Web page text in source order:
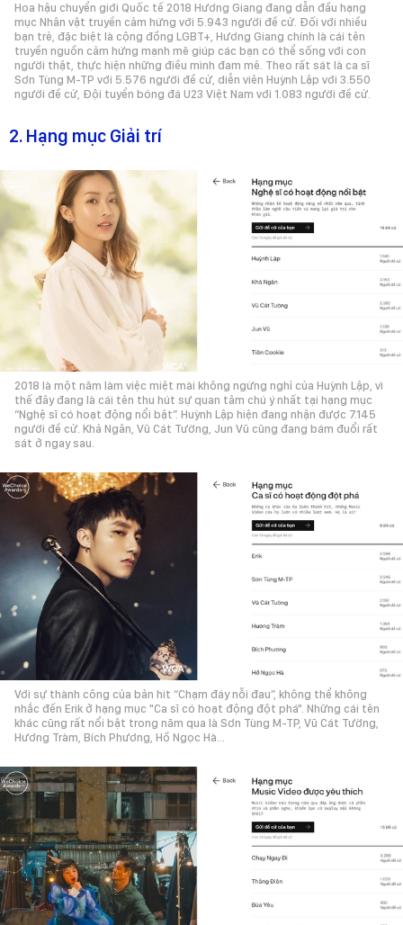
Hoa hậu chuyển giới Quốc tế 2018 Hương Giang đang dẫn đầu hạng
mục Nhân vật truyền cảm hứng với 5.943 người đề cử. Đối với nhiều
bạn trẻ, đặc biệt là cộng đồng LGBT+, Hương Giang chính là cái tên
truyền nguồn cảm hứng mạnh mẽ giúp các bạn có thể sống với con
người thật, thực hiện những điều mình đam mê. Theo rất sát là ca sĩ
Sơn Tùng M-TP với 5.576 người đề cử, diễn viên Huỳnh Lập với 3.550
người đề cử, Đội tuyển bóng đá U23 Việt Nam với 1.083 người đề cử.
2. Hạng mục Giải trí
2018 là một năm làm việc miệt mài không ngừng nghỉ của Huỳnh Lập, vì
thế đây đang là cái tên thu hút sự quan tâm chú ý nhất tại hạng mục
“Nghệ sĩ có hoạt động nổi bật”. Huỳnh Lập hiện đang nhận được 7.145
người đề cử. Khả Ngân, Vũ Cát Tường, Jun Vũ cũng đang bám đuổi rất
sát ở ngay sau.
Với sự thành công của bản hit “Chạm đáy nỗi đau”, không thể không
nhắc đến Erik ở hạng mục "Ca sĩ có hoạt động đột phá". Những cái tên
khác cũng rất nổi bật trong năm qua là Sơn Tùng M-TP, Vũ Cát Tường,
Hương Tràm, Bích Phương, Hồ Ngọc Hà…